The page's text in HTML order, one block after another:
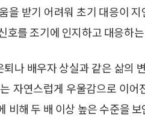
을 받기 어려워 초기 대응이
호를 조기에 인지하고 대응하
나 배우자 상실과 같은 삶의
자연스럽게 우울감으로 이
비해 두 배 이상 높은 수준을